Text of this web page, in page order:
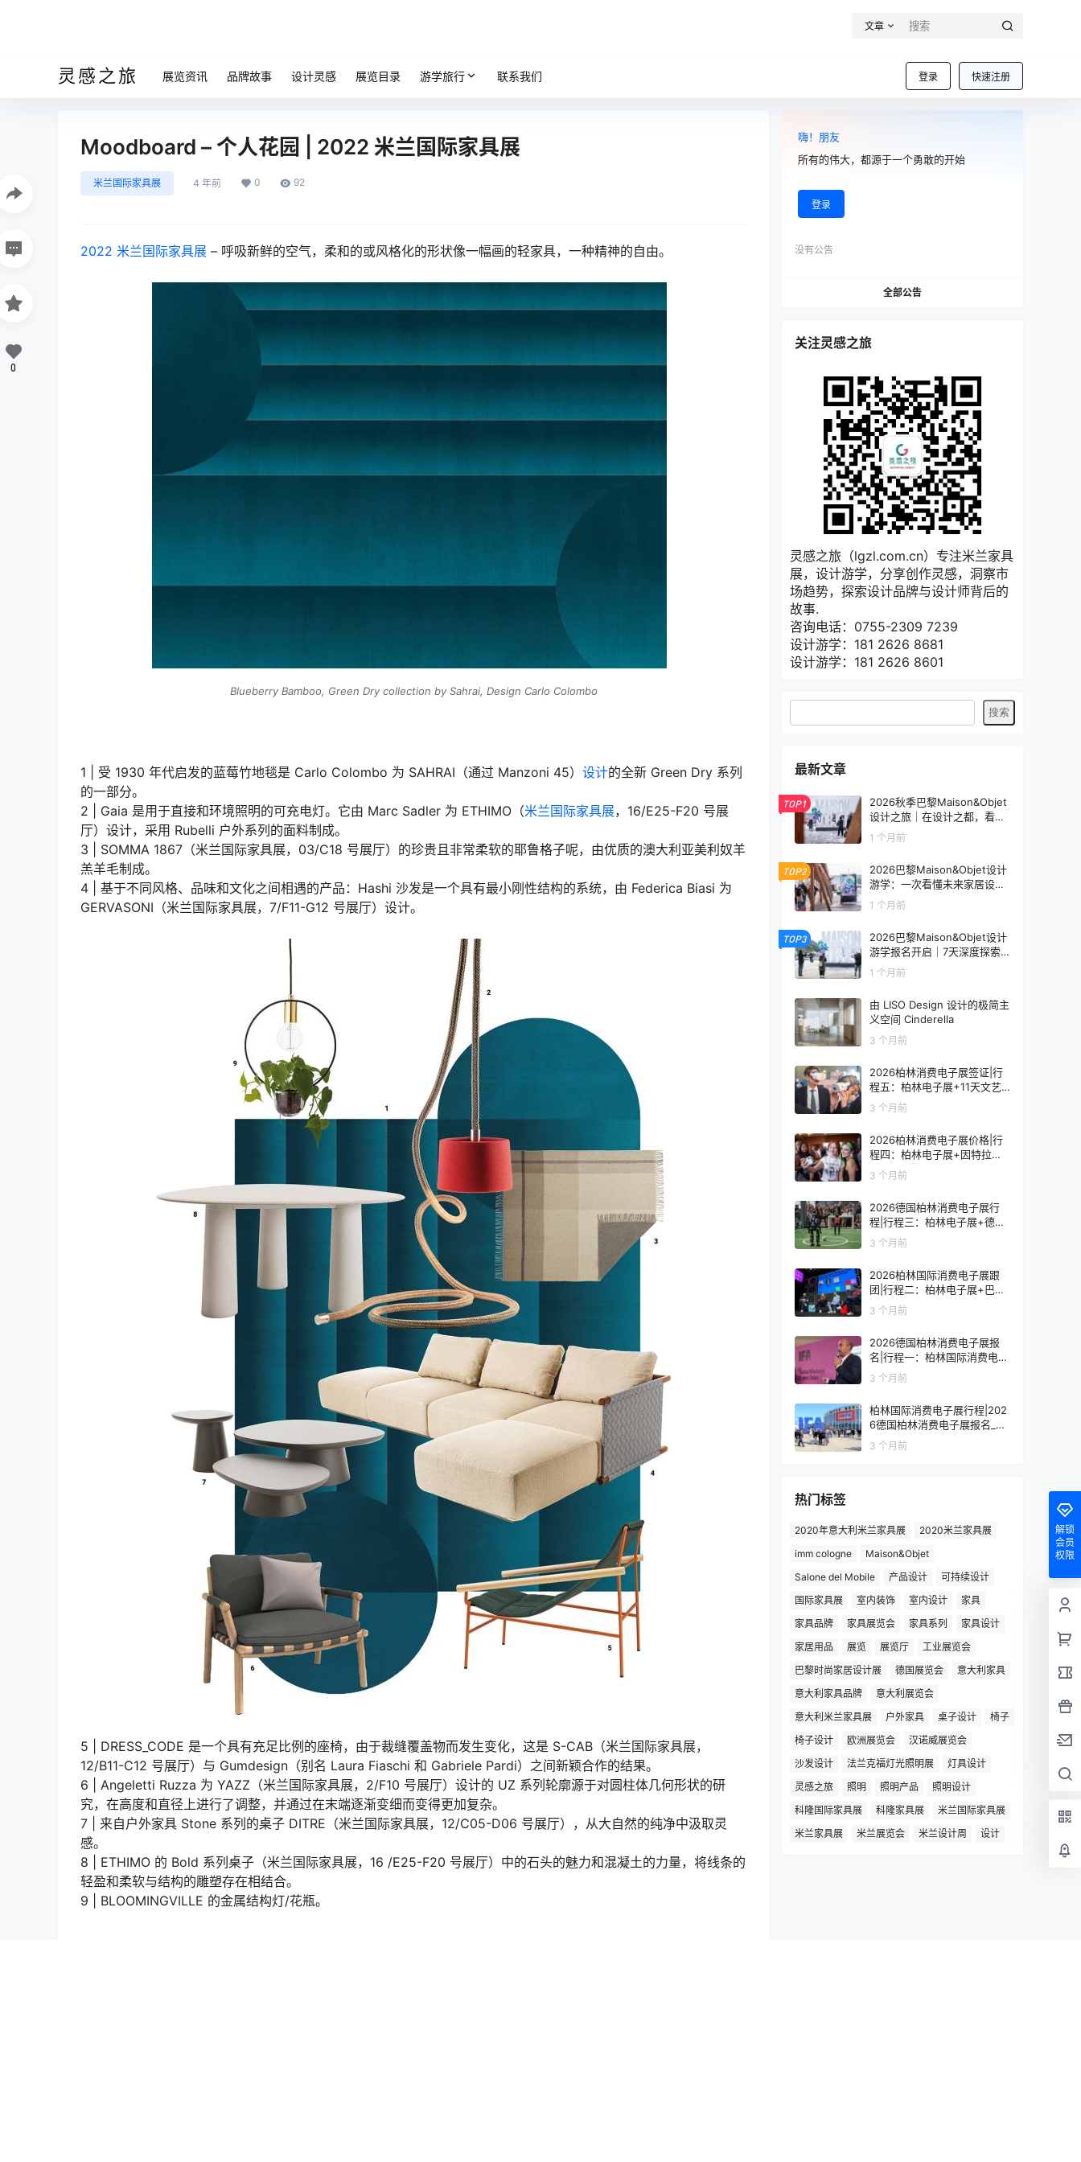
文章
灵感之旅 登录 快速注册
展览资讯 品牌故事 设计灵感 展览目录 游学旅行 联系我们
Moodboard – 个人花园 | 2022 米兰国际家具展
米兰国际家具展 4 年前 0 92
2022 米兰国际家具展 – 呼吸新鲜的空气，柔和的或风格化的形状像一幅画的轻家具，一种精神的自由。
Blueberry Bamboo, Green Dry collection by Sahrai, Design Carlo Colombo
1 | 受 1930 年代启发的蓝莓竹地毯是 Carlo Colombo 为 SAHRAI（通过 Manzoni 45） 设计的全新 Green Dry 系列
的一部分。
2 | Gaia 是用于直接和环境照明的可充电灯。它由 Marc Sadler 为 ETHIMO（米兰国际家具展，16/E25-F20 号展
厅）设计，采用 Rubelli 户外系列的面料制成。
3 | SOMMA 1867（米兰国际家具展，03/C18 号展厅）的珍贵且非常柔软的耶鲁格子呢，由优质的澳大利亚美利奴羊
羔羊毛制成。
4 | 基于不同风格、品味和文化之间相遇的产品：Hashi 沙发是一个具有最小刚性结构的系统，由 Federica Biasi 为
GERVASONI（米兰国际家具展，7/F11-G12 号展厅）设计。
5 | DRESS_CODE 是一个具有充足比例的座椅，由于裁缝覆盖物而发生变化，这是 S-CAB（米兰国际家具展，
12/B11-C12 号展厅）与 Gumdesign（别名 Laura Fiaschi 和 Gabriele Pardi）之间新颖合作的结果。
6 | Angeletti Ruzza 为 YAZZ（米兰国际家具展，2/F10 号展厅）设计的 UZ 系列轮廓源于对圆柱体几何形状的研
究，在高度和直径上进行了调整，并通过在末端逐渐变细而变得更加复杂。
7 | 来自户外家具 Stone 系列的桌子 DITRE（米兰国际家具展，12/C05-D06 号展厅），从大自然的纯净中汲取灵
感。
8 | ETHIMO 的 Bold 系列桌子（米兰国际家具展，16 /E25-F20 号展厅）中的石头的魅力和混凝土的力量，将线条的
轻盈和柔软与结构的雕塑存在相结合。
9 | BLOOMINGVILLE 的金属结构灯/花瓶。
0
嗨！朋友
所有的伟大，都源于一个勇敢的开始
登录
没有公告
全部公告
关注灵感之旅
灵感之旅（lgzl.com.cn）专注米兰家具
展，设计游学，分享创作灵感，洞察市
场趋势，探索设计品牌与设计师背后的
故事.
咨询电话：0755-2309 7239
设计游学：181 2626 8681
设计游学：181 2626 8601
最新文章
TOP1
2026秋季巴黎Maison&Objet
设计之旅｜在设计之都，看见
未来生活的模样
1 个月前
TOP2
2026巴黎Maison&Objet设计
游学：一次看懂未来家居设计
趋势
1 个月前
TOP3
2026巴黎Maison&Objet设计
游学报名开启｜7天深度探索
全球家居设计趋势
1 个月前
由 LISO Design 设计的极简主
义空间 Cinderella
3 个月前
2026柏林消费电子展签证|行
程五：柏林电子展+11天文艺
复兴之旅
3 个月前
2026柏林消费电子展价格|行
程四：柏林电子展+因特拉肯1
0天浪漫之旅
3 个月前
2026德国柏林消费电子展行
程|行程三：柏林电子展+德国
9天人文之旅
3 个月前
2026柏林国际消费电子展跟
团|行程二：柏林电子展+巴黎
8天艺术之旅
3 个月前
2026德国柏林消费电子展报
名|行程一：柏林国际消费电子
展观展7天
3 个月前
柏林国际消费电子展行程|202
6德国柏林消费电子展报名_价
格_门票_签证
3 个月前
热门标签
2020年意大利米兰家具展
2020米兰家具展
imm cologne
Maison&Objet
Salone del Mobile
产品设计
可持续设计
国际家具展
室内装饰 室内设计
家具
家具品牌
家具展览会 家具系列
家具设计
家居用品
展览 展览厅
工业展览会
巴黎时尚家居设计展
德国展览会
意大利家具
意大利家具品牌
意大利展览会
意大利米兰家具展
户外家具 桌子设计
椅子
椅子设计
欧洲展览会
汉诺威展览会
沙发设计
法兰克福灯光照明展
灯具设计
灵感之旅
照明 照明产品
照明设计
科隆国际家具展
科隆家具展
米兰国际家具展
米兰家具展
米兰展览会 米兰设计周 设计
解锁
会员
权限